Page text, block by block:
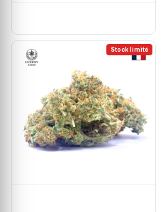
Stock limité